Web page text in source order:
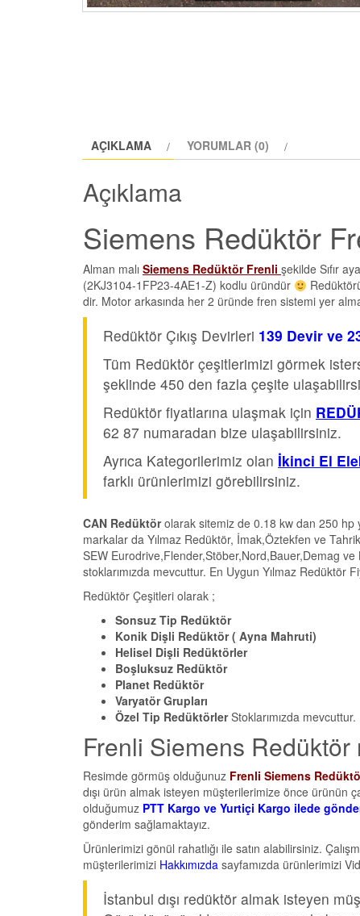
AÇIKLAMA YORUMLAR (0)
Açıklama
Siemens Redüktör
Alman malı Siemens Redüktör Frenli şekilde Sıfır
(2KJ3104-1FP23-4AE1-Z) kodlu üründür
dir. Motor arkasında her 2 üründe fren sistemi yer
Redüktör Çıkış Devirleri 139 Devir ve
Tüm Redüktör çeşitlerimizi görmek
şeklinde 450 den fazla çeşite
Redüktör fiyatlarına ulaşmak için
62 87 numaradan bize ulaşabilirsiniz.
Ayrıca Kategorilerimiz olan İkinci El
farklı ürünlerimizi görebilirsiniz.
CAN Redüktörolarak sitemiz de 0.18 kw dan 250 hp
markalar da Yılmaz Redüktör, İmak,Öztekfen ve
SEW Eurodrive,Flender,Stöber,Nord,Bauer,Demag
stoklarımızda mevcuttur. En Uygun Yılmaz Redüktör
Redüktör Çeşitleri olarak ;
Sonsuz Tip Redüktör
Konik Dişli Redüktör ( Ayna Mahruti)
Helisel Dişli Redüktörler
Boşluksuz Redüktör
Planet Redüktör
Varyatör Grupları
Özel Tip RedüktörlerStoklarımızda mevcuttur.
Frenli Siemens Redüktör
Resimde görmüş olduğunuz Frenli Siemens
dışı ürün almak isteyen müşterilerimize önce ürünün
olduğumuz PTT Kargo ve Yurtiçi Kargo ilede
gönderim sağlamaktayız.
Ürünlerimizi gönül rahatlığı ile satın alabilirsiniz.
müşterilerimizi Hakkımızda sayfamızda ürünlerimizi
İstanbul dışı redüktör almak isteyen